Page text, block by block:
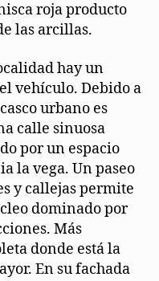
roja producto
las arcillas.
hay un
vehículo. Debido a
urbano es
calle sinuosa
por un espacio
la vega. Un paseo
y callejas permite
dominado por
Más
donde está la
En su fachada